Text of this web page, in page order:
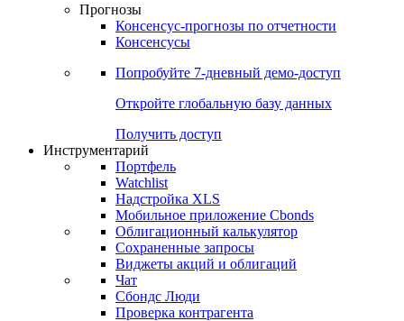
Прогнозы
Консенсус-прогнозы по отчетности
Консенсусы
Попробуйте 7-дневный демо-доступ
Откройте глобальную базу данных
Получить доступ
Инструментарий
Портфель
Watchlist
Надстройка XLS
Мобильное приложение Cbonds
Облигационный калькулятор
Сохраненные запросы
Виджеты акций и облигаций
Чат
Сбондс Люди
Проверка контрагента